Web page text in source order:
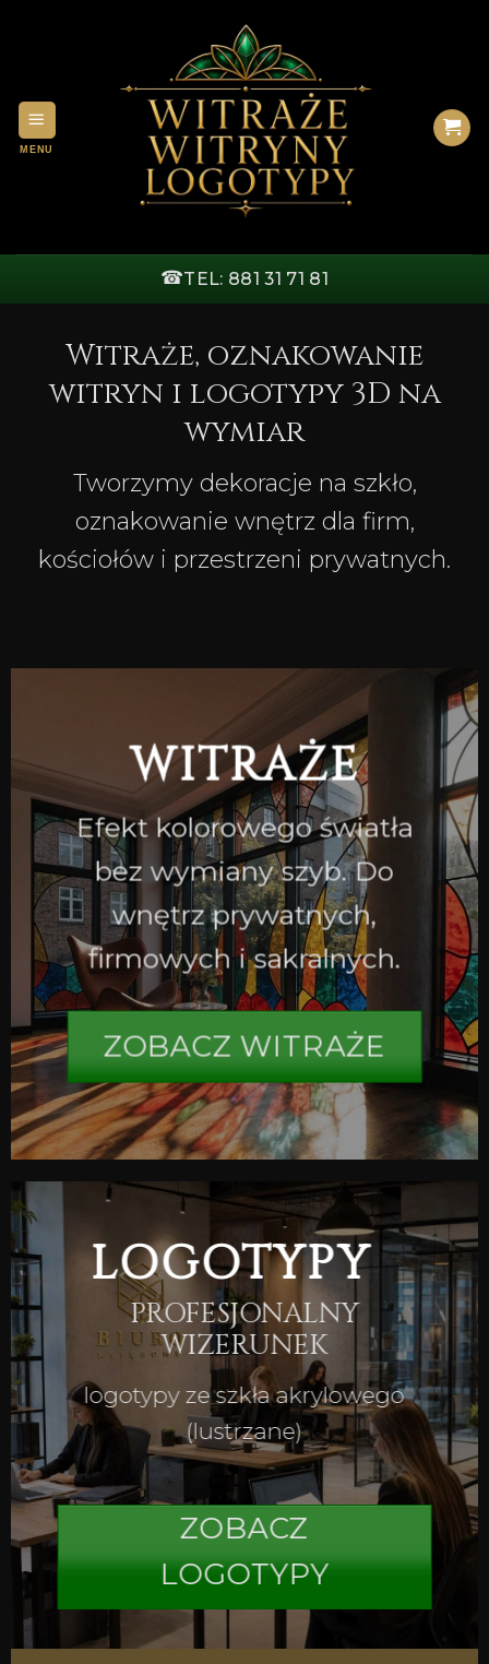
☎TEL: 881 31 71 81
Witraże, oznakowanie
witryn i logotypy 3D na
wymiar
Tworzymy dekoracje na szkło,
oznakowanie wnętrz dla firm,
kościołów i przestrzeni prywatnych.
WITRAŻE
Efekt kolorowego światła
bez wymiany szyb. Do
wnętrz prywatnych,
firmowych i sakralnych.
ZOBACZ WITRAŻE
LOGOTYPY
PROFESJONALNY
WIZERUNEK
logotypy ze szkła akrylowego
(lustrzane)
ZOBACZ
LOGOTYPY